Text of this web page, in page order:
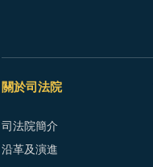
關於司法院
司法院簡介
沿革及演進